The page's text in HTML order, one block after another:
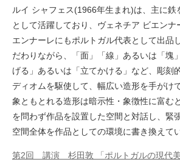
ルイ シャフェス(1966年生まれ)は、主に鉄
として活躍しており、ヴェネチア ビエンナ
エンナーレにもポルトガル代表として出品
だわりながら、「面」「線」あるいは「塊
げる」あるいは「立てかける」など、彫刻
ディオムを駆使して、幅広い造形を手がけ
象ともとれる造形は暗示性・象徴性に富む
を問わず作品を設置した空間と対話し、緊
空間全体を作品としての環境に書き換えて
第2回 講演 杉田敦 「ポルトガルの現代